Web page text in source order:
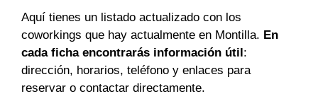
Aquí tienes un listado actualizado con los
coworkings que hay actualmente en Montilla. En
cada ficha encontrarás información útil:
dirección, horarios, teléfono y enlaces para
reservar o contactar directamente.